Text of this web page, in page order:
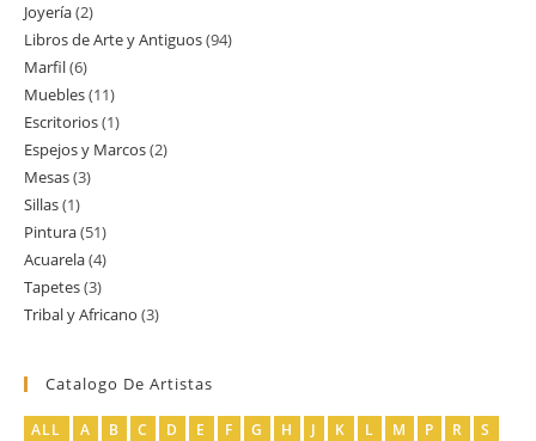
Joyería 22
productos
Libros de Arte y Antiguos 9494
Marfil 66
productos
Muebles 1111
productos
Escritorios 11
producto
Espejos y Marcos 22
Mesas 33
Sillas 11
producto
Pintura 5151
productos
Acuarela 44
productos
Tapetes 33
productos
Tribal y Africano 33
Catalogo De Artistas
ALL A B C D E F G H J K L M P R
S